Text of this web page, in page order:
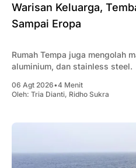
Warisan Keluarga,
Sampai Eropa
Rumah Tempa juga mengolah
aluminium, dan stainless steel.
06 Agt 2026•4 Menit
Oleh: Tria Dianti, Ridho Sukra